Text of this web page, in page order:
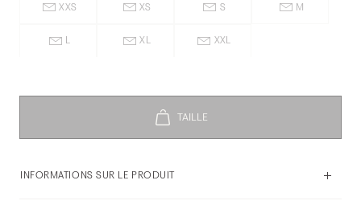
XXS XS S M
L XL XXL
INFORMATIONS SUR LE PRODUIT